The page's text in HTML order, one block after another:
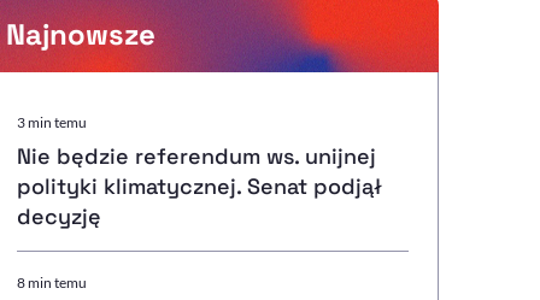
Najnowsze
3 min temu
Nie będzie referendum ws. unijnej
polityki klimatycznej. Senat podjął
decyzję
8 min temu